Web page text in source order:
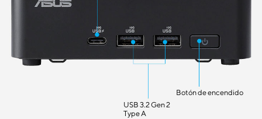
USB 3.2 Gen 2
Type A
Botón de encendido